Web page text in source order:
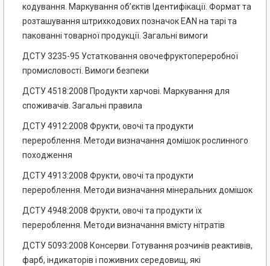
кодування. Маркування об’єктів Ідентифікації. Формат та
розташування штрихкодових позначок EAN на тарі та
пакованні товарної продукції. Загальні вимоги
ДСТУ 3235-95 Устатковання овочефруктопереробної
промисловості. Вимоги безпеки
ДСТУ 4518:2008 Продукти харчові. Маркування для
споживачів. Загальні правила
ДСТУ 4912:2008 Фрукти, овочі та продукти
перероблення. Методи визначання домішок рослинного
походження
ДСТУ 4913:2008 Фрукти, овочі та продукти
перероблення. Методи визначання мінеральних домішок
ДСТУ 4948:2008 Фрукти, овочі та продукти їх
перероблення. Методи визначання вмісту нітратів
ДСТУ 5093:2008 Консерви. Готування розчинів реактивів,
фарб, індикаторів і поживних середовищ, які